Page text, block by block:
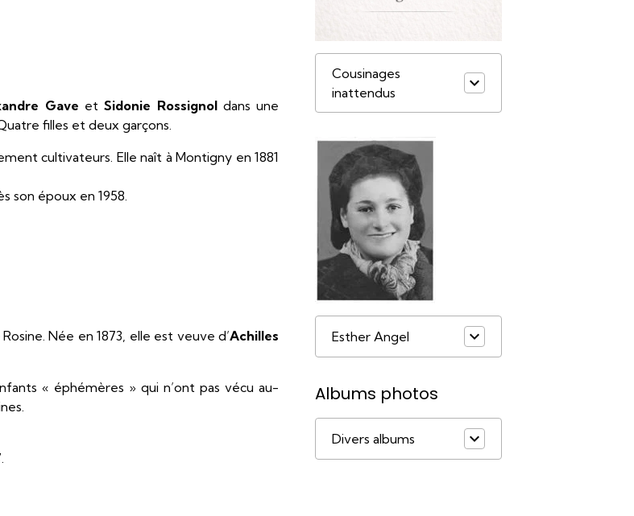
Gave etSidonie Rossignoldans une
filles et deux garçons.
cultivateurs. Elle naît à Montigny en 1881
son époux en 1958.
Née en 1873, elle est veuve d’Achilles
« éphémères » qui n’ont pas vécu au-
Cousinages
inattendus
Esther Angel
Albums photos
Divers albums